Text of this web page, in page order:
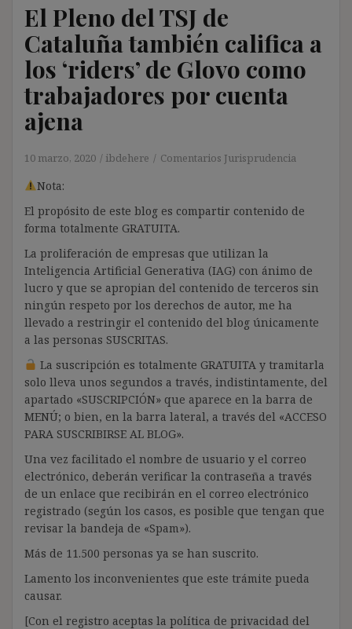
El Pleno del TSJ de
Cataluña también califica a
los ‘riders’ de Glovo como
trabajadores por cuenta
ajena
10 marzo, 2020 ibdehere Comentarios Jurisprudencia
Nota:
El propósito de este blog es compartir contenido de
forma totalmente GRATUITA.
La proliferación de empresas que utilizan la
Inteligencia Artificial Generativa (IAG) con ánimo de
lucro y que se apropian del contenido de terceros sin
ningún respeto por los derechos de autor, me ha
llevado a restringir el contenido del blog únicamente
a las personas SUSCRITAS.
La suscripción es totalmente GRATUITA y tramitarla
solo lleva unos segundos a través, indistintamente, del
apartado «SUSCRIPCIÓN» que aparece en la barra de
MENÚ; o bien, en la barra lateral, a través del «ACCESO
PARA SUSCRIBIRSE AL BLOG».
Una vez facilitado el nombre de usuario y el correo
electrónico, deberán verificar la contraseña a través
de un enlace que recibirán en el correo electrónico
registrado (según los casos, es posible que tengan que
revisar la bandeja de «Spam»).
Más de 11.500 personas ya se han suscrito.
Lamento los inconvenientes que este trámite pueda
causar.
[Con el registro aceptas la política de privacidad del